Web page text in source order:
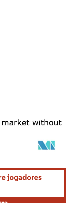
conforme CC BY 4.0.